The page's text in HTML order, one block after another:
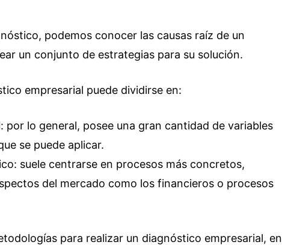
podemos conocer las causas raíz de un
un conjunto de estrategias para su solución.
empresarial puede dividirse en:
por lo general, posee una gran cantidad de variables
se puede aplicar.
suele centrarse en procesos más concretos,
del mercado como los financieros o procesos
para realizar un diagnóstico empresarial, en